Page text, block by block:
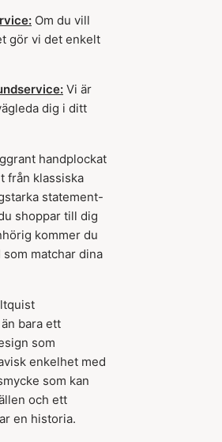
Om du vill
gör vi det enkelt
Vi är
dig i ditt
handplockat
från klassiska
statement-
shoppar till dig
kommer du
matchar dina
bara ett
som
enkelhet med
som kan
och ett
en historia.